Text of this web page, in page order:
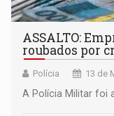
ASSALTO:
roubados por
Polícia 13 de
A Polícia Militar foi